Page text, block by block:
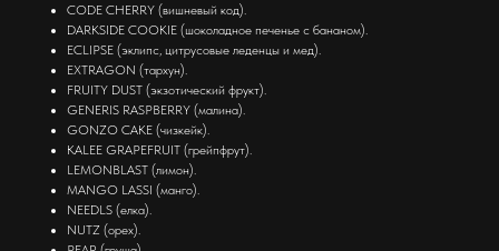
CODE CHERRY (вишневый код).
DARKSIDE COOKIE (шоколадное печенье с бананом).
ECLIPSE (эклипс, цитрусовые леденцы и мед).
EXTRAGON (тархун).
FRUITY DUST (экзотический фрукт).
GENERIS RASPBERRY (малина).
GONZO CAKE (чизкейк).
KALEE GRAPEFRUIT (грейпфрут).
LEMONBLAST (лимон).
MANGO LASSI (манго).
NEEDLS (елка).
NUTZ (орех).